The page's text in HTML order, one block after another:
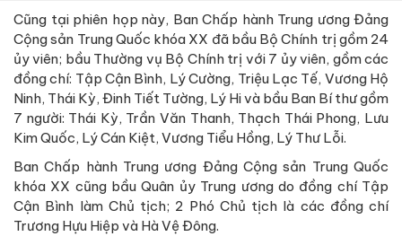
Cũng tại phiên họp này, Ban Chấp hành Trung ương Đảng
Cộng sản Trung Quốc khóa XX đã bầu Bộ Chính trị gồm 24
ủy viên; bầu Thường vụ Bộ Chính trị với 7 ủy viên, gồm các
đồng chí: Tập Cận Bình, Lý Cường, Triệu Lạc Tế, Vương Hộ
Ninh, Thái Kỳ, Đinh Tiết Tường, Lý Hi và bầu Ban Bí thư gồm
7 người: Thái Kỳ, Trần Văn Thanh, Thạch Thái Phong, Lưu
Kim Quốc, Lý Cán Kiệt, Vương Tiểu Hồng, Lý Thư Lỗi.
Ban Chấp hành Trung ương Đảng Cộng sản Trung Quốc
khóa XX cũng bầu Quân ủy Trung ương do đồng chí Tập
Cận Bình làm Chủ tịch; 2 Phó Chủ tịch là các đồng chí
Trương Hựu Hiệp và Hà Vệ Đông.